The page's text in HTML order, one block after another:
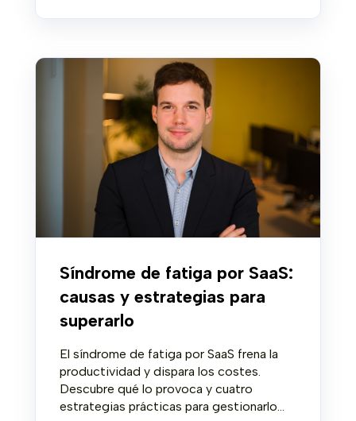
Síndrome de fatiga por SaaS:
causas y estrategias para
superarlo
El síndrome de fatiga por SaaS frena la
productividad y dispara los costes.
Descubre qué lo provoca y cuatro
estrategias prácticas para gestionarlo...